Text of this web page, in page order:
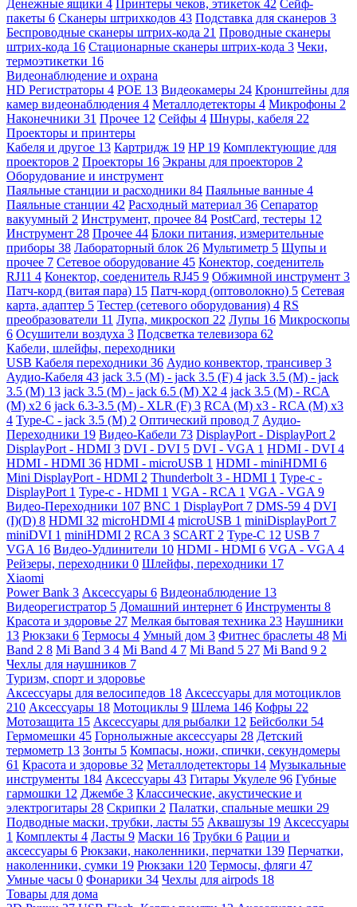
Денежные ящики 4 Принтеры чеков, этикеток 42 Сейф-
пакеты 6 Сканеры штрихкодов 43 Подставка для сканеров 3
Беспроводные сканеры штрих-кода 21 Проводные сканеры
штрих-кода 16 Стационарные сканеры штрих-кода 3 Чеки,
термоэтикетки 16
Видеонаблюдение и охрана
HD Регистраторы 4 POE 13 Видеокамеры 24 Кронштейны для
камер видеонаблюдения 4 Металлодетекторы 4 Микрофоны 2
Наконечники 31 Прочее 12 Сейфы 4 Шнуры, кабеля 22
Проекторы и принтеры
Кабеля и другое 13 Картридж 19 HP 19 Комплектующие для
проекторов 2 Проекторы 16 Экраны для проекторов 2
Оборудование и инструмент
Паяльные станции и расходники 84 Паяльные ванные 4
Паяльные станции 42 Расходный материал 36 Сепаратор
вакуумный 2 Инструмент, прочее 84 PostCard, тестеры 12
Инструмент 28 Прочее 44 Блоки питания, измерительные
приборы 38 Лабораторный блок 26 Мультиметр 5 Щупы и
прочее 7 Сетевое оборудование 45 Конектор, соеденитель
RJ11 4 Конектор, соеденитель RJ45 9 Обжимной инструмент 3
Патч-корд (витая пара) 15 Патч-корд (оптоволокно) 5 Сетевая
карта, адаптер 5 Тестер (сетевого оборудования) 4 RS
преобразователи 11 Лупа, микроскоп 22 Лупы 16 Микроскопы
6 Осушители воздуха 3 Подсветка телевизора 62
Кабели, шлейфы, переходники
USB Кабеля переходники 36 Аудио конвектор, трансивер 3
Аудио-Кабеля 43 jack 3.5 (M) - jack 3.5 (F) 4 jack 3.5 (M) - jack
3.5 (M) 13 jack 3.5 (M) - jack 6.5 (M) X2 4 jack 3.5 (M) - RCA
(M) x2 6 jack 6.3-3.5 (M) - XLR (F) 3 RCA (M) x3 - RCA (M) x3
4 Type-C - jack 3.5 (M) 2 Оптический провод 7 Аудио-
Переходники 19 Видео-Кабели 73 DisplayPort - DisplayPort 2
DisplayPort - HDMI 3 DVI - DVI 5 DVI - VGA 1 HDMI - DVI 4
HDMI - HDMI 36 HDMI - microUSB 1 HDMI - miniHDMI 6
Mini DisplayPort - HDMI 2 Thunderbolt 3 - HDMI 1 Type-c -
DisplayPort 1 Type-c - HDMI 1 VGA - RCA 1 VGA - VGA 9
Видео-Переходники 107 BNC 1 DisplayPort 7 DMS-59 4 DVI
(I)(D) 8 HDMI 32 microHDMI 4 microUSB 1 miniDisplayPort 7
miniDVI 1 miniHDMI 2 RCA 3 SCART 2 Type-C 12 USB 7
VGA 16 Видео-Удлинители 10 HDMI - HDMI 6 VGA - VGA 4
Рейзеры, переходники 0 Шлейфы, переходники 17
Xiaomi
Power Bank 3 Аксессуары 6 Видеонаблюдение 13
Видеорегистратор 5 Домашний интернет 6 Инструменты 8
Красота и здоровье 27 Мелкая бытовая техника 23 Наушники
13 Рюкзаки 6 Термосы 4 Умный дом 3 Фитнес браслеты 48 Mi
Band 2 8 Mi Band 3 4 Mi Band 4 7 Mi Band 5 27 Mi Band 9 2
Чехлы для наушников 7
Туризм, спорт и здоровье
Аксессуары для велосипедов 18 Аксессуары для мотоциклов
210 Аксессуары 18 Мотоциклы 9 Шлема 146 Кофры 22
Мотозащита 15 Аксессуары для рыбалки 12 Бейсболки 54
Гермомешки 45 Горнолыжные аксессуары 28 Детский
термометр 13 Зонты 5 Компасы, ножи, спички, секундомеры
61 Красота и здоровье 32 Металлодетекторы 14 Музыкальные
инструменты 184 Аксессуары 43 Гитары Укулеле 96 Губные
гармошки 12 Джембе 3 Классические, акустические и
электрогитары 28 Скрипки 2 Палатки, спальные мешки 29
Подводные маски, трубки, ласты 55 Аквашузы 19 Аксессуары
1 Комплекты 4 Ласты 9 Маски 16 Трубки 6 Рации и
аксессуары 6 Рюкзаки, наколенники, перчатки 139 Перчатки,
наколенники, сумки 19 Рюкзаки 120 Термосы, фляги 47
Умные часы 0 Фонарики 34 Чехлы для airpods 18
Товары для дома